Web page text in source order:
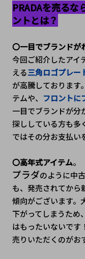
PRADAを売るな
ントとは？
〇一目でブランドが
今回ご紹介したアイ
える三角ロゴプレー
が高騰しております
テムや、 フロントに
一目でブランドが分
探ししている方も多
ではその分お支払い
〇高年式アイテム。
プラダのように中
も、発売されてから
傾向がございます。
下がってしまうため
はもったいないです
売りいただくのがお